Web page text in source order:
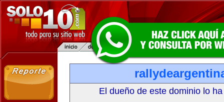
El dueño de este dominio lo